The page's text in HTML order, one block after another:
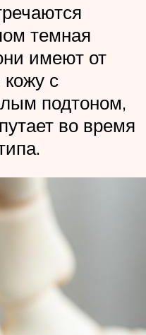
темная
имеют от
с
подтоном,
во время